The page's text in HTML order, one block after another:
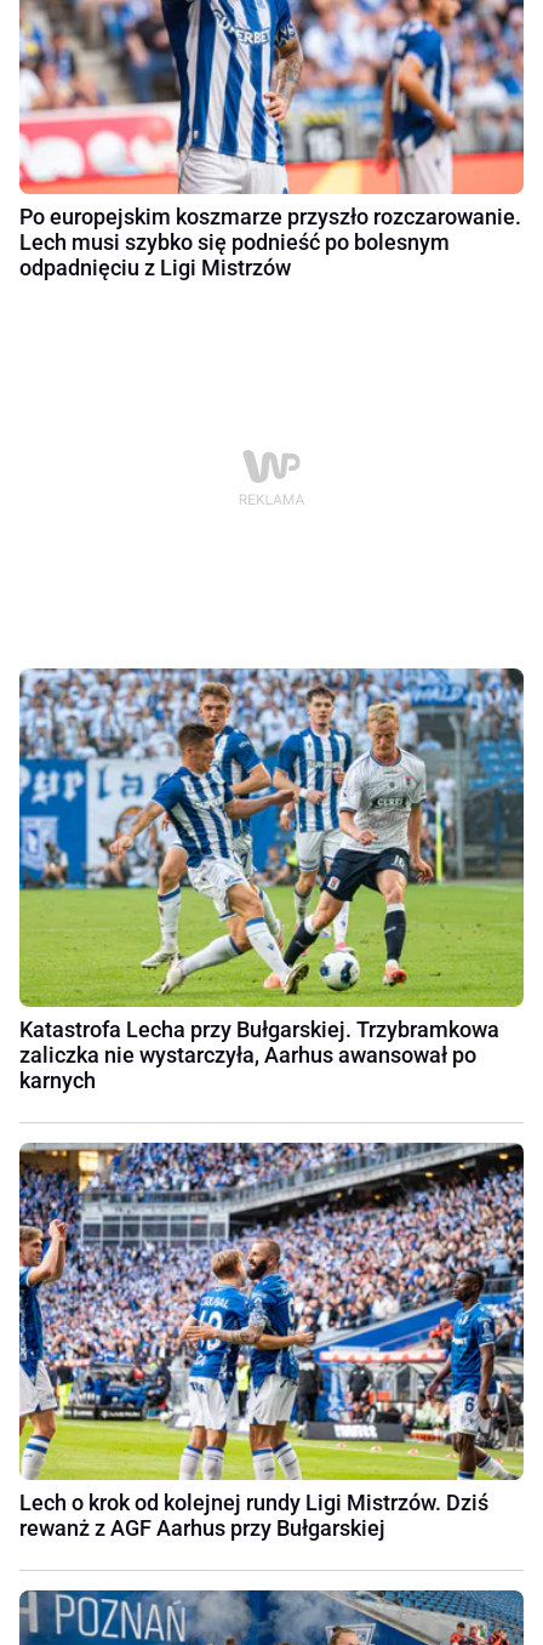
Po europejskim koszmarze przyszło rozczarowanie.
Lech musi szybko się podnieść po bolesnym
odpadnięciu z Ligi Mistrzów
Katastrofa Lecha przy Bułgarskiej. Trzybramkowa
zaliczka nie wystarczyła, Aarhus awansował po
karnych
Lech o krok od kolejnej rundy Ligi Mistrzów. Dziś
rewanż z AGF Aarhus przy Bułgarskiej